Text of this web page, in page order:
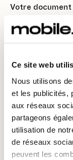
Ce site web
Nous utilisons
et les publicités,
aux réseaux
partageons
utilisation de
de réseaux
peuvent les
Votre document
mode d’envoi :
Plus besoin de
imprimante.
Signer des